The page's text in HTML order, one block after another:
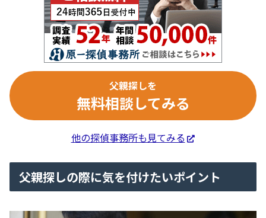
父親探しを
無料相談してみる
他の探偵事務所も見てみる
父親探しの際に気を付けたいポイント